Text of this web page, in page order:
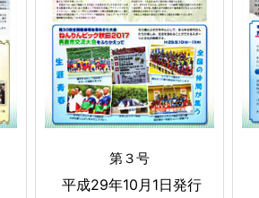
第３号
平成29年10月1日発行